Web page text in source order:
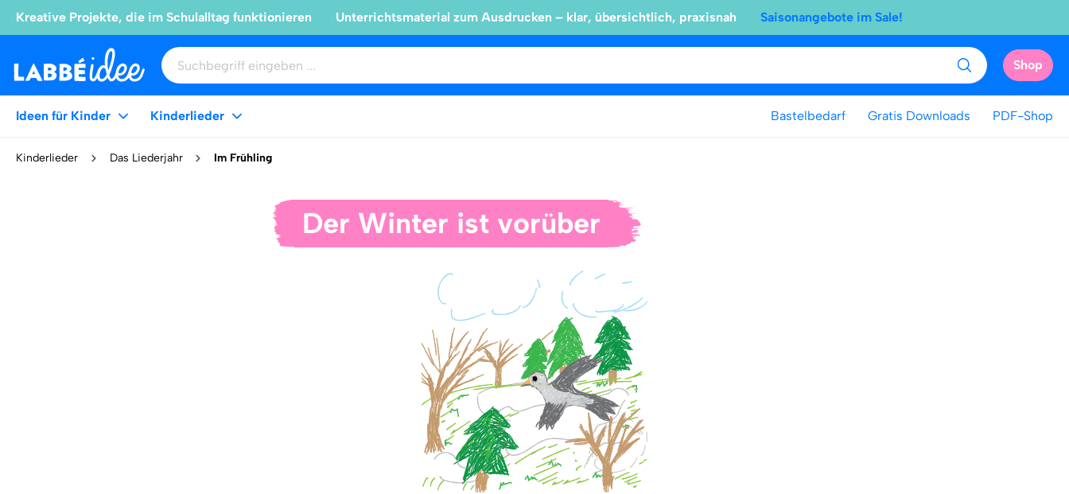
Kreative Projekte, die im Schulalltag funktionieren Unterrichtsmaterial zum Ausdrucken – klar, übersichtlich, praxisnah Saisonangebote im Sale!
Shop
Ideen für Kinder Kinderlieder Bastelbedarf Gratis Downloads PDF-Shop
Kinderlieder Das Liederjahr Im Frühling
Der Winter ist vorüber